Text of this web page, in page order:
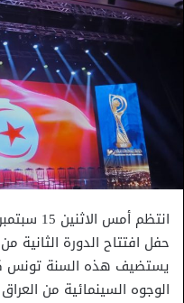
حفل افتتاح الدورة الثانية
يستضيف هذه السنة
الوجوه السينمائية من